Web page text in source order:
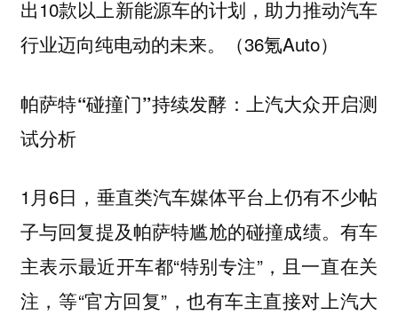
出10款以上新能源车的计划，助力推动汽车
行业迈向纯电动的未来。（36氪Auto）
帕萨特“碰撞门”持续发酵：上汽大众开启测
试分析
1月6日，垂直类汽车媒体平台上仍有不少帖
子与回复提及帕萨特尴尬的碰撞成绩。有车
主表示最近开车都“特别专注”，且一直在关
注，等“官方回复”，也有车主直接对上汽大